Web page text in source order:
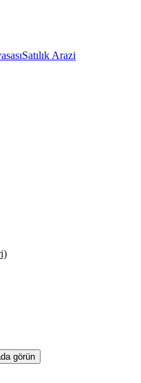
Satılık Arazi
görün